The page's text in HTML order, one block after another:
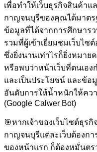
เพื่อทำให้เว็บธุรกิจสินค้า
กาญจนบุรีของคุณได้มาตร
ข้อมูลที่ได้จากการศึกษารว
รวมที่ผู้เข้าเยี่ยมชมเว็บไซ
ซึ่งยิ่งนานเท่าไรก็ยิ่งหมาย
หรือพบว่าหน้าเว็บที่ตนเอ
และเป็นประโยชน์ และข้อ
อันดับการให้น้ำหนักให้คว
(Google Calwer Bot)
🎯หากเจ้าของเว็บไซต์ธุร
กาญจนบุรีแต่ละเว็บต้องก
ของหน้าแรก ก็ต้องหมั่นต